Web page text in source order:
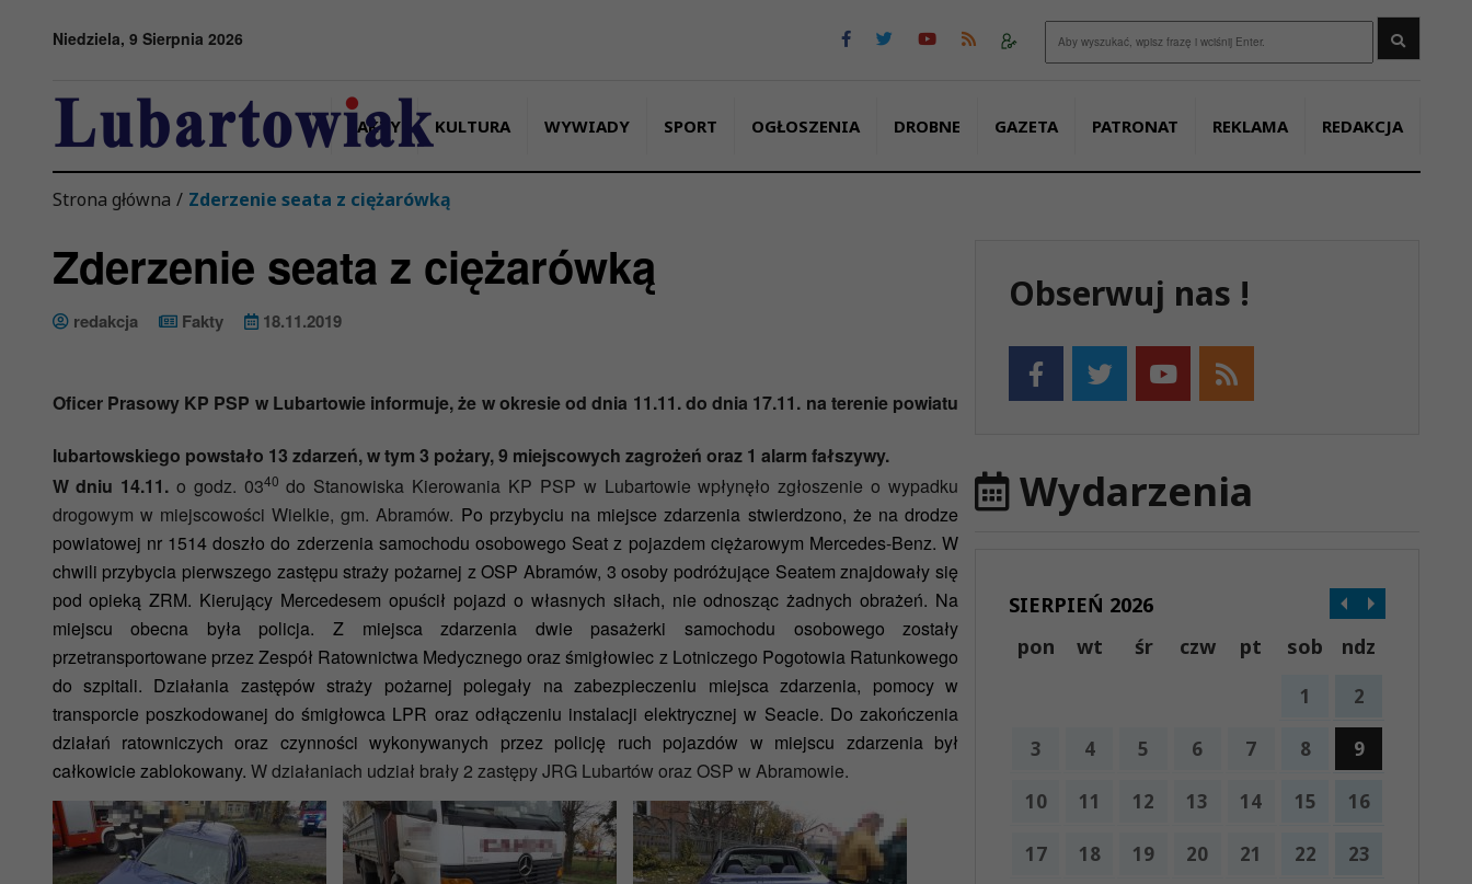
Niedziela, 9 Sierpnia 2026
FAKTY KULTURA WYWIADY SPORT OGŁOSZENIA DROBNE GAZETA PATRONAT REKLAMA REDAKCJA
Strona główna / Zderzenie seata z ciężarówką
Zderzenie seata z ciężarówką
redakcja Fakty 18.11.2019
Oficer Prasowy KP PSP w Lubartowie informuje, że w okresie od dnia 11.11.do dnia 17.11. na terenie powiatu
lubartowskiego powstało 13 zdarzeń,w tym 3 pożary,9 miejscowych zagrożeń oraz 1 alarm fałszywy.
W dniu 14.11.o godz. 0340 do Stanowiska Kierowania KP PSP w Lubartowie wpłynęło zgłoszenie o wypadku
drogowym w miejscowości Wielkie, gm. Abramów. Po przybyciu na miejsce zdarzenia stwierdzono, że na drodze
powiatowej nr 1514 doszło do zderzenia samochodu osobowego Seat z pojazdem ciężarowym Mercedes-Benz. W
chwili przybycia pierwszego zastępu straży pożarnej z OSP Abramów, 3 osoby podróżujące Seatem znajdowały się
pod opieką ZRM. Kierujący Mercedesem opuścił pojazd o własnych siłach, nie odnosząc żadnych obrażeń. Na
miejscu obecna była policja. Z miejsca zdarzenia dwie pasażerki samochodu osobowego zostały
przetransportowane przez Zespół Ratownictwa Medycznego oraz śmigłowiec z Lotniczego Pogotowia Ratunkowego
do szpitali. Działania zastępów straży pożarnej polegały na zabezpieczeniu miejsca zdarzenia, pomocy w
transporcie poszkodowanej do śmigłowca LPR oraz odłączeniu instalacji elektrycznej w Seacie. Do zakończenia
działań ratowniczych oraz czynności wykonywanych przez policję ruch pojazdów w miejscu zdarzenia był
całkowicie zablokowany. W działaniach udział brały 2 zastępy JRG Lubartów oraz OSP w Abramowie.
Obserwuj nas !
Wydarzenia
SIERPIEŃ 2026
pon
wt śr czw pt sob ndz
1 2
3 4 5 6 7 8 9
10 11 12 13 14 15 16
17 18 19 20 21 22 23